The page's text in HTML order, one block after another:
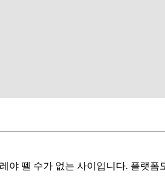
뗄 수가 없는 사이입니다. 플랫